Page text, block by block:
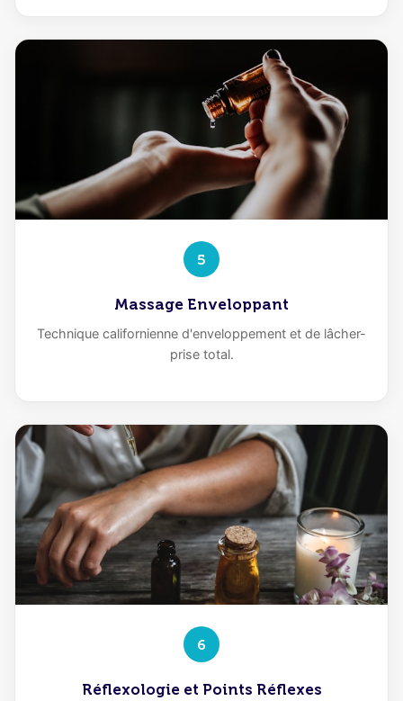
5
Massage Enveloppant
Technique californienne d'enveloppement et de lâcher-
prise total.
6
Réflexologie et Points Réflexes